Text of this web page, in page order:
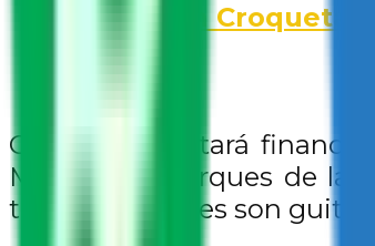
“Misión
ConCrédito estará
Mío, en los parques de
todas las edades son